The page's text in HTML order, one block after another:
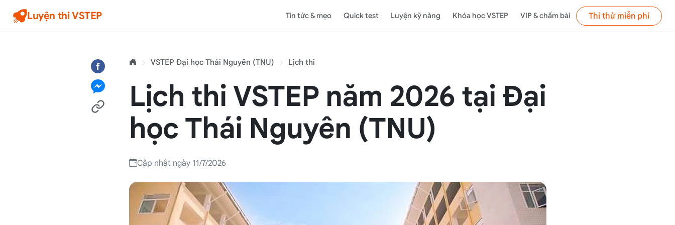
Luyện thi VSTEP Tin tức & mẹo Quick test Luyện kỹ năng Khóa học VSTEP VIP & chấm bài Thi thử miễn phí
VSTEP Đại học Thái Nguyên (TNU) Lịch thi
Lịch thi VSTEP năm 2026 tại Đại
học Thái Nguyên (TNU)
Cập nhật ngày 11/7/2026